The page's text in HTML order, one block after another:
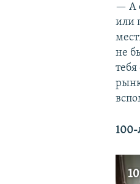
— А
или
не
100-